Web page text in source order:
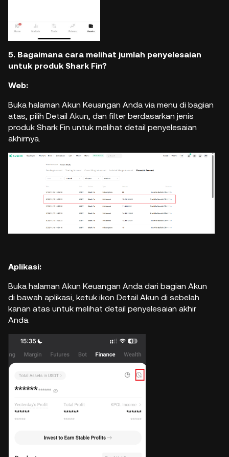
5. Bagaimana cara melihat jumlah penyelesaian
untuk produk Shark Fin?
Web:
Buka halaman Akun Keuangan Anda via menu di bagian
atas, pilih Detail Akun, dan filter berdasarkan jenis
produk Shark Fin untuk melihat detail penyelesaian
akhirnya.
Aplikasi:
Buka halaman Akun Keuangan Anda dari bagian Akun
di bawah aplikasi, ketuk ikon Detail Akun di sebelah
kanan atas untuk melihat detail penyelesaian akhir
Anda.